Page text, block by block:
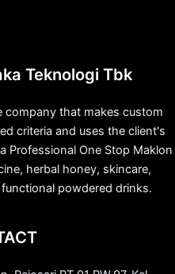
Teknologi Tbk
company that makes custom
criteria and uses the client's
Professional One Stop Maklon
herbal honey, skincare,
powdered drinks.